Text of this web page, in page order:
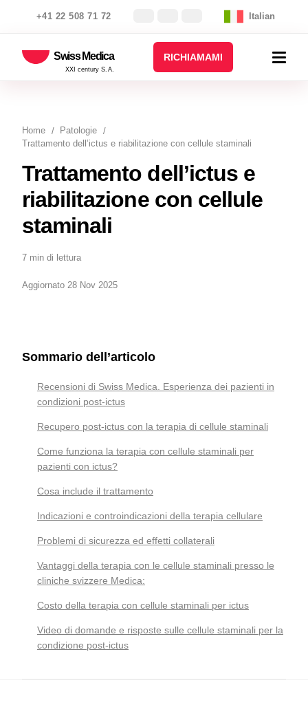
+41 22 508 71 72 Italian
Swiss Medica
XXI century S.A.
RICHIAMAMI
Home
Patologie
Trattamento dell’ictus e riabilitazione con cellule staminali
Trattamento dell’ictus e
riabilitazione con cellule
staminali
7 min di lettura
Aggiornato 28 Nov 2025
Sommario dell’articolo
Recensioni di Swiss Medica. Esperienza dei pazienti in
condizioni post-ictus
Recupero post-ictus con la terapia di cellule staminali
Come funziona la terapia con cellule staminali per
pazienti con ictus?
Cosa include il trattamento
Indicazioni e controindicazioni della terapia cellulare
Problemi di sicurezza ed effetti collaterali
Vantaggi della terapia con le cellule staminali presso le
cliniche svizzere Medica:
Costo della terapia con cellule staminali per ictus
Video di domande e risposte sulle cellule staminali per la
condizione post-ictus